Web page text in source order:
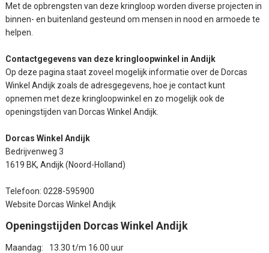
Met de opbrengsten van deze kringloop worden diverse projecten in
binnen- en buitenland gesteund om mensen in nood en armoede te
helpen.
Contactgegevens van deze kringloopwinkel in Andijk
Op deze pagina staat zoveel mogelijk informatie over de Dorcas
Winkel Andijk zoals de adresgegevens, hoe je contact kunt
opnemen met deze kringloopwinkel en zo mogelijk ook de
openingstijden van Dorcas Winkel Andijk.
Dorcas Winkel Andijk
Bedrijvenweg 3
1619 BK, Andijk (Noord-Holland)
Telefoon: 0228-595900
Website Dorcas Winkel Andijk
Openingstijden Dorcas Winkel Andijk
Maandag:
13.30 t/m 16.00 uur